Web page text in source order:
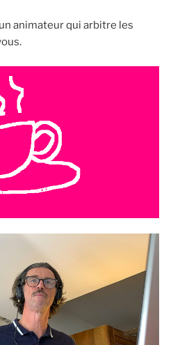
animateur qui arbitre les